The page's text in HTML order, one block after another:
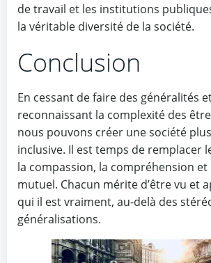
de travail et les institutions
la véritable diversité de la société.
Conclusion
En cessant de faire des généralités
reconnaissant la complexité des
nous pouvons créer une société
inclusive. Il est temps de remplacer
la compassion, la compréhension et
mutuel. Chacun mérite d’être vu et
qui il est vraiment, au-delà des
généralisations.